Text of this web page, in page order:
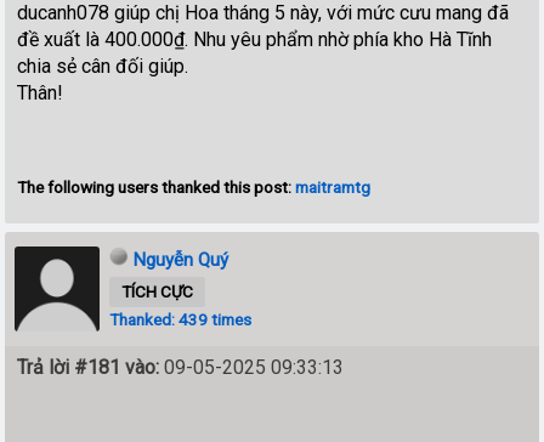
ducanh078 giúp chị Hoa tháng 5 này, với mức cưu mang đã
đề xuất là 400.000₫. Nhu yêu phẩm nhờ phía kho Hà Tĩnh
chia sẻ cân đối giúp.
Thân!
The following users thanked this post:maitramtg
Nguyễn Quý
TÍCH CỰC
Thanked: 439 times
Trả lời #181 vào: 09-05-2025 09:33:13